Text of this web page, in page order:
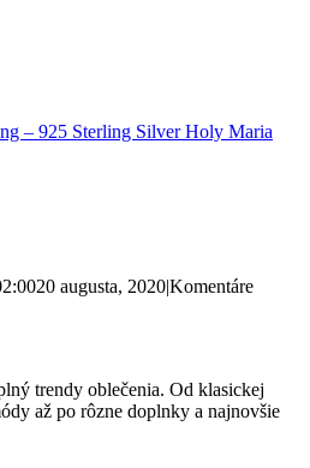
– 925 Sterling Silver Holy Maria
20 augusta, 2020|Komentáre
trendy oblečenia. Od klasickej
až po rôzne doplnky a najnovšie